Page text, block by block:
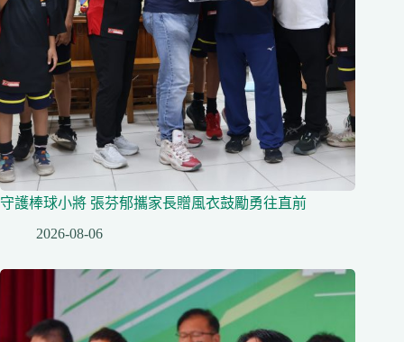
守護棒球小將 張芬郁攜家長贈風衣鼓勵勇往直前
2026-08-06